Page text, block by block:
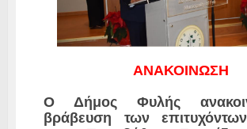
ΑΝΑΚΟΙΝΩΣΗ
Ο Δήμος Φυλής
βράβευση των